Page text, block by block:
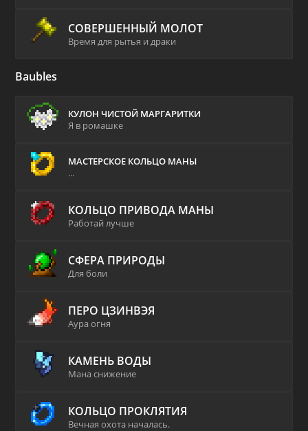
СОВЕРШЕННЫЙ МОЛОТ
Время для рытья и драки
Baubles
КУЛОН ЧИСТОЙ МАРГАРИТКИ
Я в ромашке
МАСТЕРСКОЕ КОЛЬЦО МАНЫ
...
КОЛЬЦО ПРИВОДА МАНЫ
Работай лучше
СФЕРА ПРИРОДЫ
Для боли
ПЕРО ЦЗИНВЭЯ
Аура огня
КАМЕНЬ ВОДЫ
Мана снижение
КОЛЬЦО ПРОКЛЯТИЯ
Вечная охота началась.